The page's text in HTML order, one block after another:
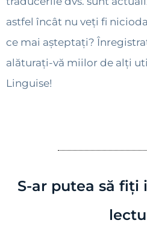
astfel încât nu veți fi
ce mai așteptați?
alăturați-vă miilor de alți
Linguise!
S-ar putea să fiți